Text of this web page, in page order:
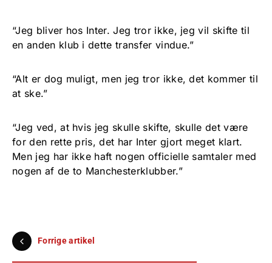
“Jeg bliver hos Inter. Jeg tror ikke, jeg vil skifte til
en anden klub i dette transfer vindue.”
“Alt er dog muligt, men jeg tror ikke, det kommer til
at ske.”
“Jeg ved, at hvis jeg skulle skifte, skulle det være
for den rette pris, det har Inter gjort meget klart.
Men jeg har ikke haft nogen officielle samtaler med
nogen af de to Manchesterklubber.”
Forrige artikel